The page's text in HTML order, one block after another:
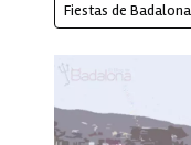
Fiestas de Badalona